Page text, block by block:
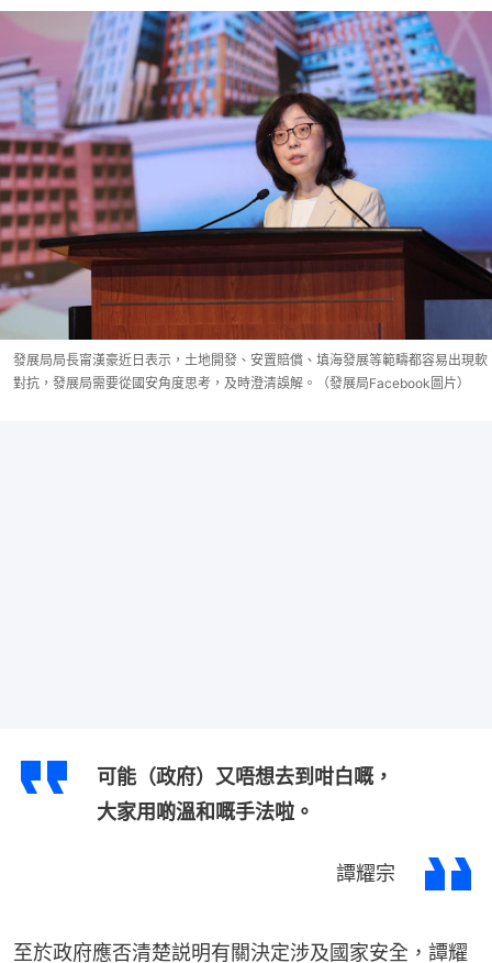
發展局局長甯漢豪近日表示，土地開發、安置賠償、填海發展等範疇都容易出現軟
對抗，發展局需要從國安角度思考，及時澄清誤解。（發展局Facebook圖片）
可能（政府）又唔想去到咁白嘅，
大家用啲溫和嘅手法啦。
譚耀宗
至於政府應否清楚説明有關決定涉及國家安全，譚耀